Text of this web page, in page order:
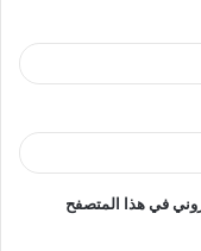
في هذا المتصفح